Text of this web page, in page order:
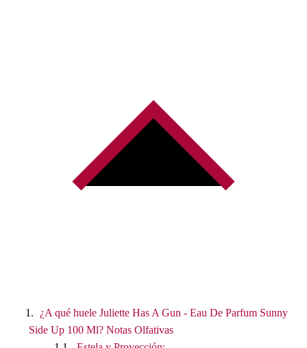
¿A qué huele Juliette Has A Gun - Eau De Parfum Sunny
Side Up 100 Ml? Notas Olfativas